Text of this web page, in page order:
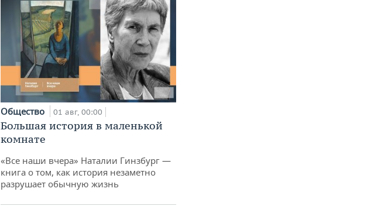
Общество 01 авг, 00:00
Большая история в маленькой
комнате
«Все наши вчера» Наталии Гинзбург —
книга о том, как история незаметно
разрушает обычную жизнь